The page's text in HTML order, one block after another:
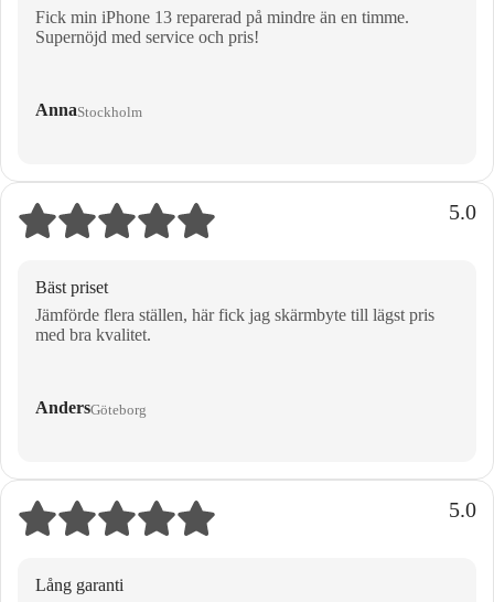
Fick min iPhone 13 reparerad på mindre än en timme.
Supernöjd med service och pris!
AnnaStockholm
5.0
Bäst priset
Jämförde flera ställen, här fick jag skärmbyte till lägst pris
med bra kvalitet.
AndersGöteborg
5.0
Lång garanti